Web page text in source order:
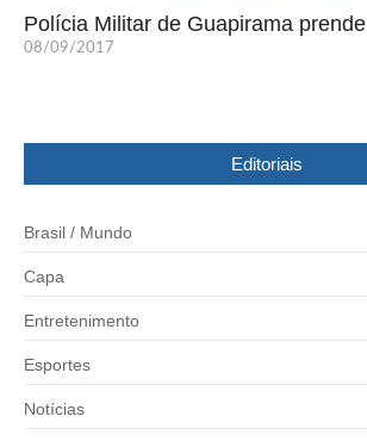
Polícia Militar de Guapirama
08/09/2017
Editoriais
Brasil / Mundo
Capa
Entretenimento
Esportes
Notícias